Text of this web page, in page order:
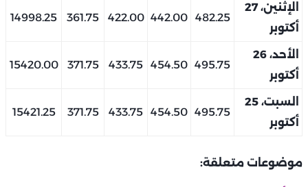
الإثنين، 27
أكتوبر
482.25
442.00
422.00
361.75
14998.25
الأحد، 26
أكتوبر
495.75
454.50
433.75
371.75
15420.00
السبت، 25
أكتوبر
495.75
454.50
433.75
371.75
15421.25
موضوعات متعلقة: